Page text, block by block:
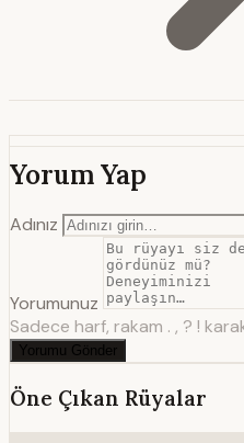
Yorum Yap
Adınız
Yorumunuz
Sadece harf, rakam . , ? !
Yorumu Gönder
Öne Çıkan Rüyalar